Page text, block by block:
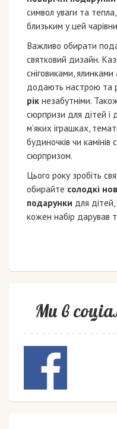
символ уваги та
близьким у цей
Важливо обирати
святковий дизайн.
сніговиками,
додають настрою та
рік незабутніми.
сюрпризи для дітей і
м’яких іграшках,
будиночків чи
сюрпризом.
Цього року зробіть
обирайте солодкі
подарунки для дітей,
кожен набір дарував
Ми в